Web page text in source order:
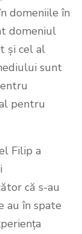
domeniile în
domeniul
și cel al
sunt
pentru
Filip a
că s-au
au în spate